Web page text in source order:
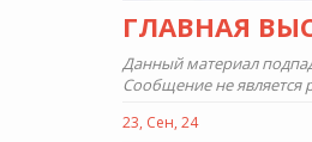
ГЛАВНАЯ
Данный материал
Сообщение не
23, Сен, 24